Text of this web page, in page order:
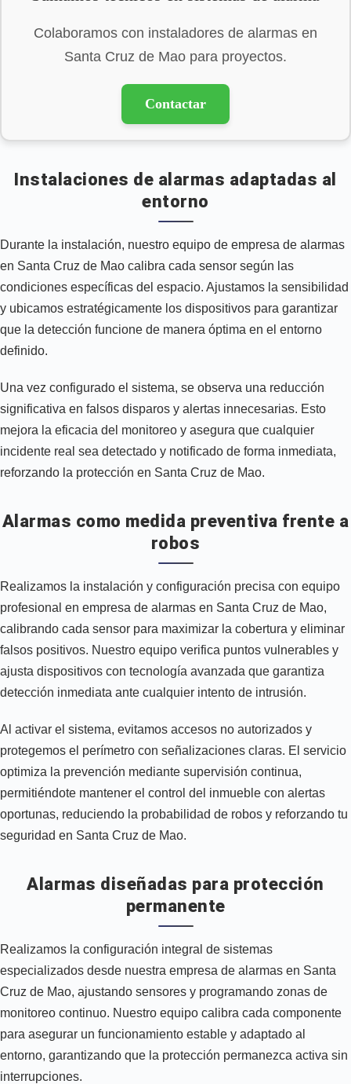
Colaboramos con instaladores de alarmas en
Santa Cruz de Mao para proyectos.
Contactar
Instalaciones de alarmas adaptadas al
entorno
Durante la instalación, nuestro equipo de empresa de alarmas
en Santa Cruz de Mao calibra cada sensor según las
condiciones específicas del espacio. Ajustamos la sensibilidad
y ubicamos estratégicamente los dispositivos para garantizar
que la detección funcione de manera óptima en el entorno
definido.
Una vez configurado el sistema, se observa una reducción
significativa en falsos disparos y alertas innecesarias. Esto
mejora la eficacia del monitoreo y asegura que cualquier
incidente real sea detectado y notificado de forma inmediata,
reforzando la protección en Santa Cruz de Mao.
Alarmas como medida preventiva frente a
robos
Realizamos la instalación y configuración precisa con equipo
profesional en empresa de alarmas en Santa Cruz de Mao,
calibrando cada sensor para maximizar la cobertura y eliminar
falsos positivos. Nuestro equipo verifica puntos vulnerables y
ajusta dispositivos con tecnología avanzada que garantiza
detección inmediata ante cualquier intento de intrusión.
Al activar el sistema, evitamos accesos no autorizados y
protegemos el perímetro con señalizaciones claras. El servicio
optimiza la prevención mediante supervisión continua,
permitiéndote mantener el control del inmueble con alertas
oportunas, reduciendo la probabilidad de robos y reforzando tu
seguridad en Santa Cruz de Mao.
Alarmas diseñadas para protección
permanente
Realizamos la configuración integral de sistemas
especializados desde nuestra empresa de alarmas en Santa
Cruz de Mao, ajustando sensores y programando zonas de
monitoreo continuo. Nuestro equipo calibra cada componente
para asegurar un funcionamiento estable y adaptado al
entorno, garantizando que la protección permanezca activa sin
interrupciones.